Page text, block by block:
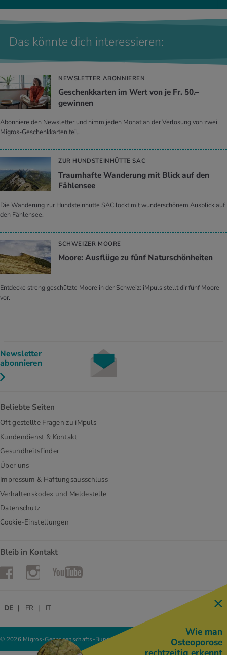
Das könnte dich interessieren:
NEWSLETTER ABONNIEREN
Geschenkkarten im Wert von je Fr. 50.–
gewinnen
Abonniere den Newsletter und nimm jeden Monat an der Verlosung von zwei
Migros-Geschenkkarten teil.
ZUR HUNDSTEINHÜTTE SAC
Traumhafte Wanderung mit Blick auf den
Fählensee
Die Wanderung zur Hundsteinhütte SAC lockt mit wunderschönem Ausblick auf
den Fählensee.
SCHWEIZER MOORE
Moore: Ausflüge zu fünf Naturschönheiten
Entdecke streng geschützte Moore in der Schweiz: iMpuls stellt dir fünf Moore
vor.
Newsletter
abonnieren
Beliebte Seiten
Oft gestellte Fragen zu iMpuls
Kundendienst & Kontakt
Gesundheitsfinder
Über uns
Impressum & Haftungsausschluss
Verhaltenskodex und Meldestelle
Datenschutz
Cookie-Einstellungen
Bleib in Kontakt
FacebookInstagramYouTube
© 2026 Migros-Genossenschafts-Bund
DE FR IT
Wie man
Osteoporose